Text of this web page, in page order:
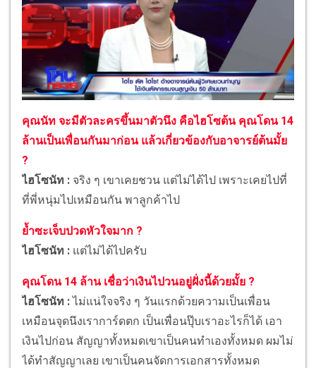
คุณนัท จะมีตัวละครขึ้นมาตัวนึง คือไฮโซต้น คุณโดน 14
ล้านเป็นเพื่อนกันมาก่อน แล้วเกี่ยวข้องกับอาจารย์ต้นมั้ย
?
ไฮโซนัท : จริง ๆ เขาเคยชวน แต่ไม่ได้ไป เพราะเคยไปที่
ที่พี่หนุ่มไปเหมือนกัน พาลูกค้าไป
ย้ำซะเจ็บปวดหัวใจมาก ?
ไฮโซนัท : แต่ไม่ได้ไปครับ
คุณโดน 14 ล้าน เชื่อว่าเงินไปวนอยู่ฝั่งนี้ด้วยมั้ย ?
ไฮโซนัท :ไม่แน่ใจจริง ๆ วันแรกด้วยความเป็นเพื่อน
เหมือนจุดนึงเราการ์ดตก เป็นเพื่อนปุ๊บเราอะไรก็ได้ เอา
เงินไปก่อน สัญญาทั้งหมดเขาเป็นคนทำเองทั้งหมด ผมไม่
ได้ทำสัญญาเลย เขาเป็นคนจัดการเอกสารทั้งหมด